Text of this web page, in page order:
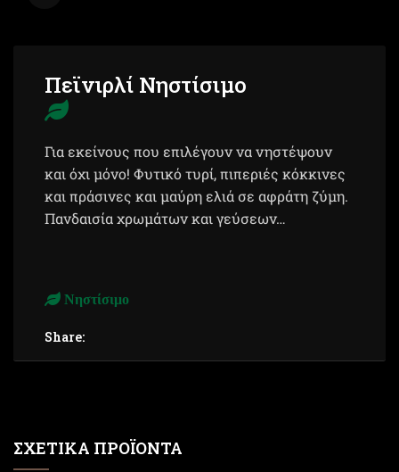
Πεϊνιρλί Νηστίσιμο
Για εκείνους που επιλέγουν να νηστέψουν
και όχι μόνο! Φυτικό τυρί, πιπεριές κόκκινες
και πράσινες και μαύρη ελιά σε αφράτη ζύμη.
Πανδαισία χρωμάτων και γεύσεων…
Νηστίσιμο
Share:
ΣΧΕΤΙΚΆ ΠΡΟΪΌΝΤΑ